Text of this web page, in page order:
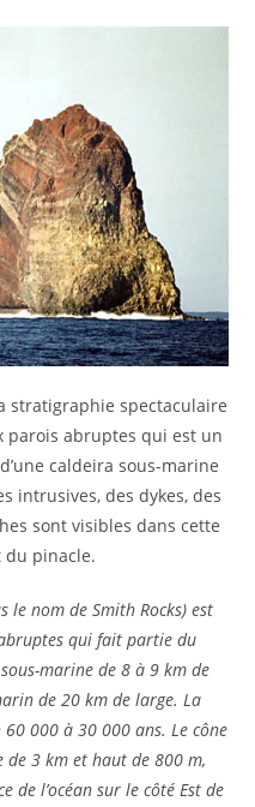
stratigraphie spectaculaire
parois abruptes qui est un
caldeira sous-marine
intrusives, des dykes, des
sont visibles dans cette
du pinacle.
le nom de Smith Rocks) est
qui fait partie du
marine de 8 à 9 km de
de 20 km de large. La
000 à 30 000 ans. Le cône
3 km et haut de 800 m,
de l’océan sur le côté Est de